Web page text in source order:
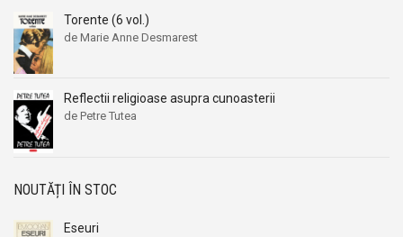
Aleksandr Beleaev
Alessandro Parronchi
Alex Mihai Stoenescu
Alexandr Soljenitin
Alexandra Jones
Alexandra Mosneaga
Alexandre Dumas
Alexandre Dumas fiul
Aleksandr Beleaev
Alessandro Parronchi
Alex Mihai Stoenescu
Alexandr Soljenitin
Alexandra Jones
Alexandra Mosneaga
Alexandre Dumas
Alexandre Dumas fiul
Torente (6 vol.)
de Marie Anne Desmarest
Reflectii religioase asupra cunoasterii
de Petre Tutea
NOUTĂȚI ÎN STOC
Eseuri